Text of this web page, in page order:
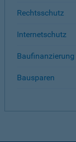
Rechtsschutz
Internetschutz
Baufinanzierung
Bausparen